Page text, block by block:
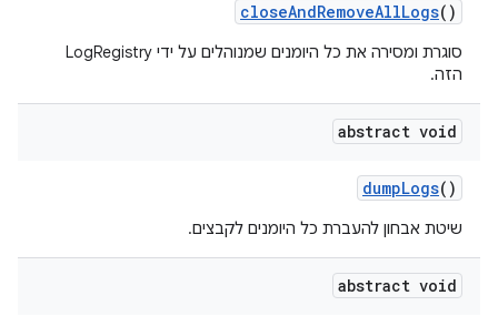
closeAndRemoveAllLogs()
סוגרת ומסירה את כל היומנים שמנוהלים על ידי LogRegistry
הזה.
abstract void
dumpLogs()
שיטת אבחון להעברת כל היומנים לקבצים.
abstract void